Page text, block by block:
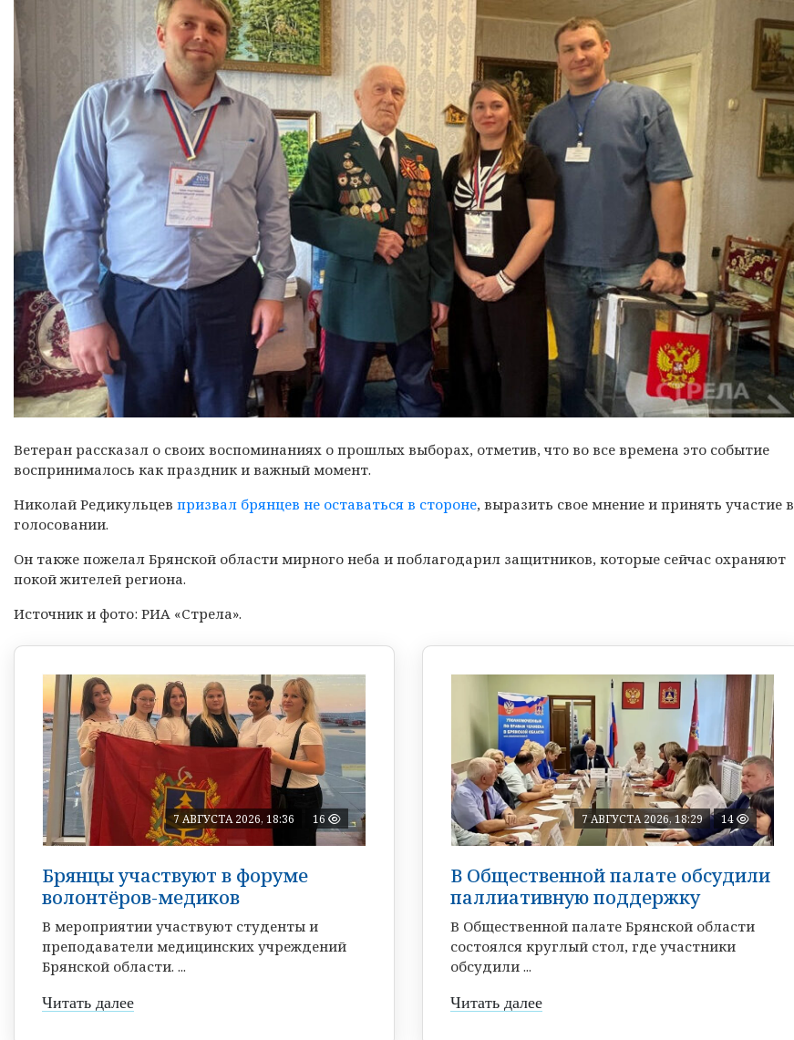
Ветеран рассказал о своих воспоминаниях о прошлых выборах, отметив, что во все времена это событие
воспринималось как праздник и важный момент.
Николай Редикульцев призвал брянцев не оставаться в стороне, выразить свое мнение и принять участие в
голосовании.
Он также пожелал Брянской области мирного неба и поблагодарил защитников, которые сейчас охраняют
покой жителей региона.
Источник и фото: РИА «Стрела».
7 АВГУСТА 2026, 18:36 16
Брянцы участвуют в форуме
волонтёров-медиков
В мероприятии участвуют студенты и
преподаватели медицинских учреждений
Брянской области. ...
Читать далее
7 АВГУСТА 2026, 18:29 14
В Общественной палате обсудили
паллиативную поддержку
В Общественной палате Брянской области
состоялся круглый стол, где участники
обсудили ...
Читать далее